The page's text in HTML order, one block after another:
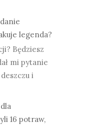
legenda?
Będziesz
mi pytanie
i
16 potraw,